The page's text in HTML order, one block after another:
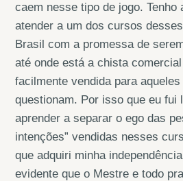
caem nesse tipo de jogo. Tenho
atender a um dos cursos
Brasil com a promessa de
até onde está a chista
facilmente vendida para aqueles
questionam. Por isso que eu fui
aprender a separar o ego das
intenções” vendidas nesses
que adquiri minha
evidente que o Mestre e todo